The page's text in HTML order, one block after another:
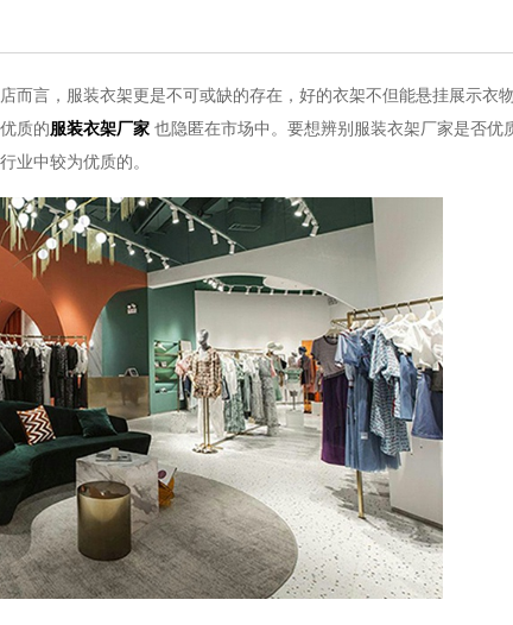
而言，服装衣架更是不可或缺的存在，好的衣架不但能悬挂展示衣
质的服装衣架厂家 也隐匿在市场中。 要想辨别服装衣架厂家是否优
业中较为优质的。